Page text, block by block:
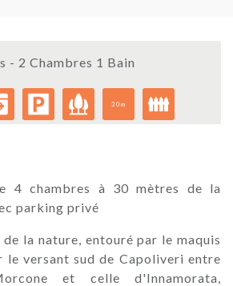
- 2 Chambres 1 Bain
30m
4 chambres à 30 mètres de la
parking privé
la nature, entouré par le maquis
le versant sud de Capoliveri entre
et celle d'Innamorata,